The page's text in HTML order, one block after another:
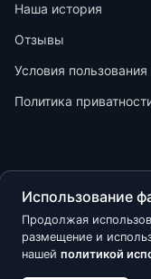
Наша история
Отзывы
Условия пользования
Политика
Использование
Продолжая
размещение и
нашей политикой